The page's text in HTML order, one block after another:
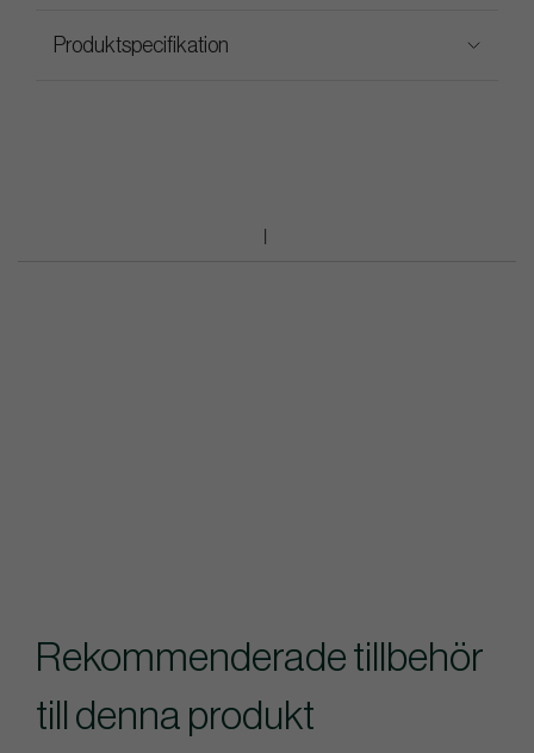
Produktspecifikation
Rekommenderade tillbehör
till denna produkt